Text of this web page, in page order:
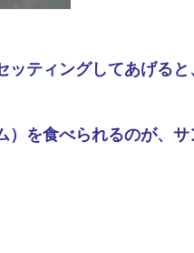
ティングしてあげると
を食べられるのが、